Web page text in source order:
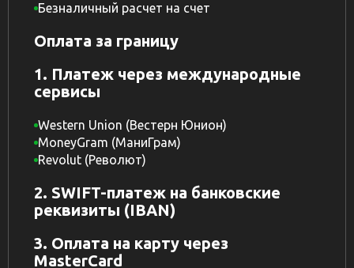
Безналичный расчет на счет
Оплата за границу
1. Платеж через международные
сервисы
Western Union (Вестерн Юнион)
MoneyGram (МаниГрам)
Revolut (Револют)
2. SWIFT-платеж на банковские
реквизиты (IBAN)
3. Оплата на карту через
MasterCard